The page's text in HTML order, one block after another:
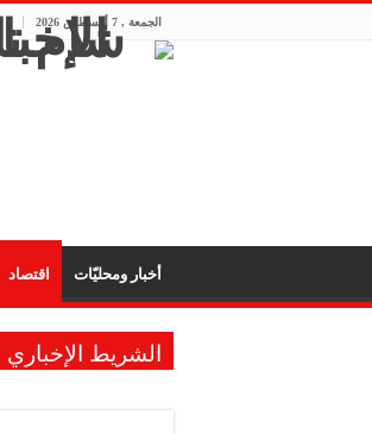
الجمعة , 7 أغسطس 2026
أخبار ومحليّات اقتصاد
الشريط الإخباري